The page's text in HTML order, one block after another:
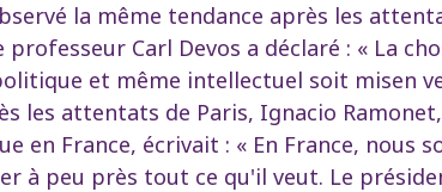
la même tendance après les
Carl Devos a déclaré : « La
et même intellectuel soit misen
les attentats de Paris, Ignacio
en France, écrivait : « En France, nous
à peu près tout ce qu'il veut. Le